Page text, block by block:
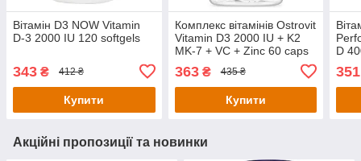
Вітамін D3 NOW Vitamin
D-3 2000 IU 120 softgels
343 ₴ 412 ₴
Купити
Комплекс вітамінів Ostrovit
Vitamin D3 2000 IU + K2
MK-7 + VC + Zinc 60 caps
363₴ 435 ₴
Купити
D
351
Акційні пропозиції та новинки